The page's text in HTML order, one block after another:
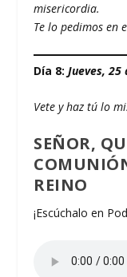
misericordia.
Te lo pedimos en
Día 8:Jueves, 25
Vete y haz tú lo
SEÑOR,
REINO
¡Escúchalo en